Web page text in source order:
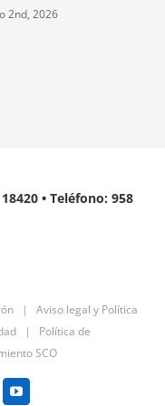
2nd, 2026
• Teléfono: 958
| Aviso legal y Política
| Política de
SCO
YouTube